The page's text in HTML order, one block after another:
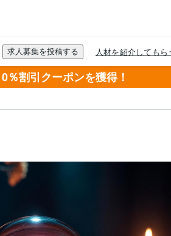
％割引クーポンを獲得！